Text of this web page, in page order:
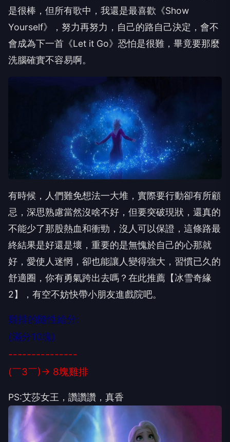
是很棒，但所有歌中，我還是最喜歡《Show
Yourself》，努力再努力，自己的路自己決定，會不
會成為下一首《Let it Go》恐怕是很難，畢竟要那麼
洗腦確實不容易啊。
有時候，人們難免想法一大堆，實際要行動卻有所顧
忌，深思熟慮當然沒啥不好，但要突破現狀，還真的
不能少了那股熱血和衝勁，沒人可以保證，這條路最
終結果是好還是壞，重要的是無愧於自己的心那就
好，愛使人迷惘，卻也能讓人變得強大，習慣已久的
舒適圈，你有勇氣跨出去嗎？在此推薦【冰雪奇緣
2】，有空不妨快帶小朋友進戲院吧。
雞排的隨性給分:
(滿分10塊)
---------------
(￣3￣)→ 8塊雞排
PS:艾莎女王，讚讚讚，真香